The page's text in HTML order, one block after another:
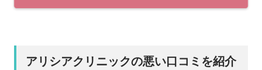
アリシアクリニックの悪い口コミを紹介